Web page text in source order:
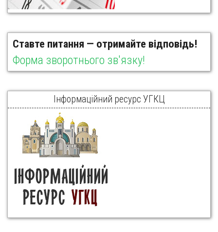
Ставте питання — отримайте відповідь!
Форма зворотнього зв'язку!
Інформаційний ресурс УГКЦ